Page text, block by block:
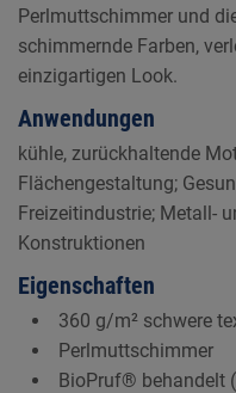
Perlmuttschimmer und
schimmernde Farben,
einzigartigen Look.
Anwendungen
kühle, zurückhaltende
Flächengestaltung;
Freizeitindustrie; Metall-
Konstruktionen
Eigenschaften
360 g/m² schwere
Perlmuttschimmer
BioPruf® behandelt